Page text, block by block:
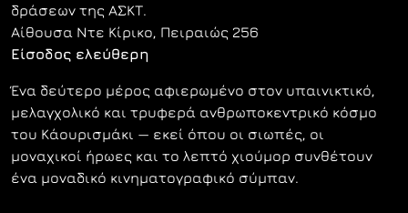
δράσεων της ΑΣΚΤ.
Αίθουσα Ντε Κίρικο, Πειραιώς 256
Είσοδος ελεύθερη
Ένα δεύτερο μέρος αφιερωμένο στον υπαινικτικό,
μελαγχολικό και τρυφερά ανθρωποκεντρικό κόσμο
του Κάουρισμάκι — εκεί όπου οι σιωπές, οι
μοναχικοί ήρωες και το λεπτό χιούμορ συνθέτουν
ένα μοναδικό κινηματογραφικό σύμπαν.